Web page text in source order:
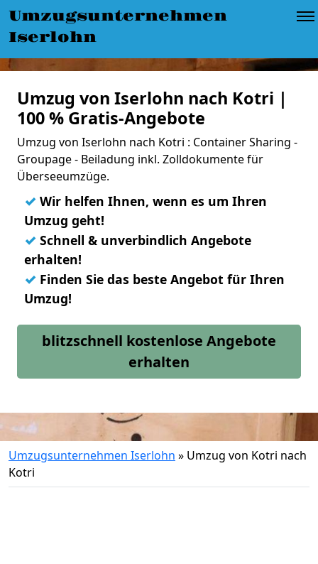
Umzugsunternehmen
Iserlohn
Umzug von Iserlohn nach Kotri |
100 % Gratis-Angebote
Umzug von Iserlohn nach Kotri : Container Sharing -
Groupage - Beiladung inkl. Zolldokumente für
Überseeumzüge.
✓ Wir helfen Ihnen, wenn es um Ihren
Umzug geht!
✓ Schnell & unverbindlich Angebote
erhalten!
✓ Finden Sie das beste Angebot für Ihren
Umzug!
blitzschnell kostenlose Angebote
erhalten
Umzugsunternehmen Iserlohn » Umzug von Kotri nach
Kotri